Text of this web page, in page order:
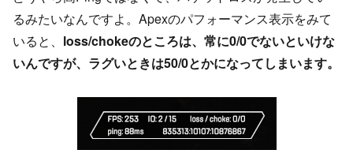
るみたいなんですよ。Apexのパフォーマンス表示をみて
いると、 loss/chokeのところは、常に0/0でないといけな
いんですが、ラグいときは50/0とかになってしまいます。